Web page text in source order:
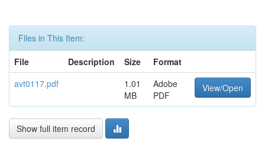
Files in This Item:
File
Description Size
Format
avt0117.pdf
1.01
MB
Adobe
PDF
View/Open
Show full item record